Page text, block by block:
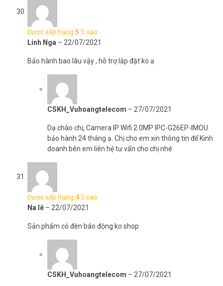
Được xếp hạng 5 5 sao
Linh Nga – 22/07/2021
Bảo hành bao lâu vậy , hỗ trợ lắp đặt ko ạ
CSKH_Vuhoangtelecom – 27/07/2021
Dạ chào chị, Camera IP Wifi 2.0MP IPC-G26EP-IMOU
bảo hành 24 tháng ạ. Chị cho em xin thông tin để Kinh
doanh bên em liên hệ tư vấn cho chị nhé
Được xếp hạng 4 5 sao
Na lê – 22/07/2021
Sản phẩm có đèn báo động ko shop
CSKH_Vuhoangtelecom – 27/07/2021